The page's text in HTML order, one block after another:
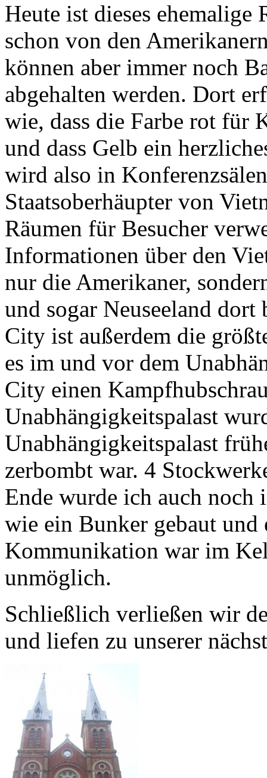
Heute ist dieses ehemalige
schon von den
können aber immer noch
abgehalten werden. Dort
wie, dass die Farbe rot für
und dass Gelb ein
wird also in
Staatsoberhäupter von
Räumen für Besucher
Informationen über den
nur die Amerikaner,
und sogar Neuseeland
City ist außerdem die
es im und vor dem
City einen
Unabhängigkeitspalast
Unabhängigkeitspalast
zerbombt war. 4
Ende wurde ich auch
wie ein Bunker gebaut
Kommunikation war im
unmöglich.
Schließlich verließen wir
und liefen zu unserer